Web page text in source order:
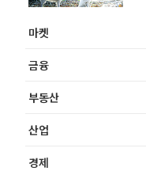
마켓
금융
부동산
산업
경제